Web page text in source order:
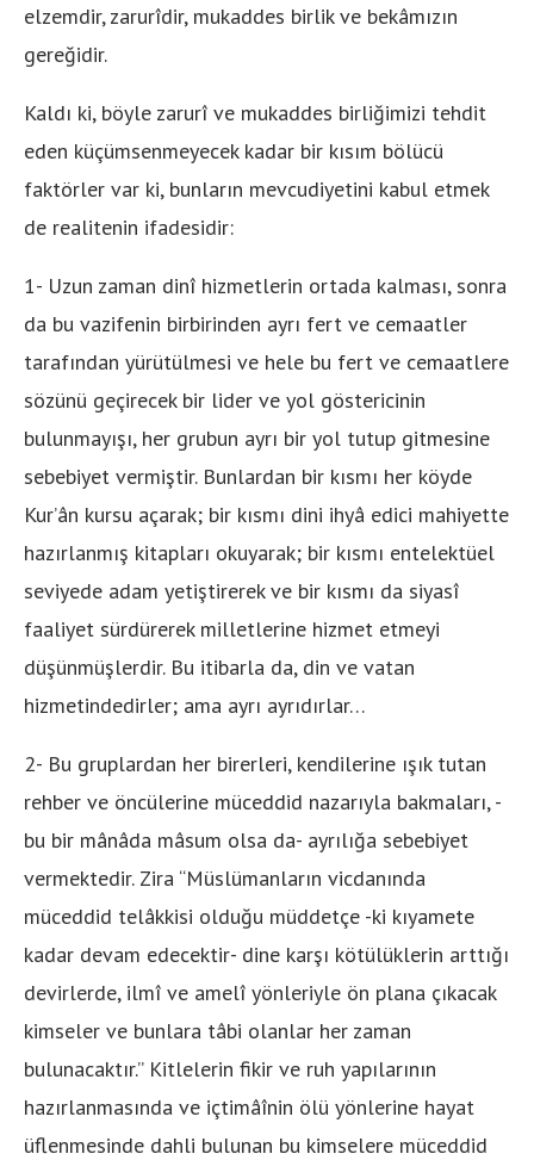
elzemdir, zarurîdir, mukaddes birlik ve bekâmızın
gereğidir.
Kaldı ki, böyle zarurî ve mukaddes birliğimizi tehdit
eden küçümsenmeyecek kadar bir kısım bölücü
faktörler var ki, bunların mevcudiyetini kabul etmek
de realitenin ifadesidir:
1- Uzun zaman dinî hizmetlerin ortada kalması, sonra
da bu vazifenin birbirinden ayrı fert ve cemaatler
tarafından yürütülmesi ve hele bu fert ve cemaatlere
sözünü geçirecek bir lider ve yol göstericinin
bulunmayışı, her grubun ayrı bir yol tutup gitmesine
sebebiyet vermiştir. Bunlardan bir kısmı her köyde
Kur’ân kursu açarak; bir kısmı dini ihyâ edici mahiyette
hazırlanmış kitapları okuyarak; bir kısmı entelektüel
seviyede adam yetiştirerek ve bir kısmı da siyasî
faaliyet sürdürerek milletlerine hizmet etmeyi
düşünmüşlerdir. Bu itibarla da, din ve vatan
hizmetindedirler; ama ayrı ayrıdırlar…
2- Bu gruplardan her birerleri, kendilerine ışık tutan
rehber ve öncülerine müceddid nazarıyla bakmaları, -
bu bir mânâda mâsum olsa da- ayrılığa sebebiyet
vermektedir. Zira “Müslümanların vicdanında
müceddid telâkkisi olduğu müddetçe -ki kıyamete
kadar devam edecektir- dine karşı kötülüklerin arttığı
devirlerde, ilmî ve amelî yönleriyle ön plana çıkacak
kimseler ve bunlara tâbi olanlar her zaman
bulunacaktır.” Kitlelerin fikir ve ruh yapılarının
hazırlanmasında ve içtimâînin ölü yönlerine hayat
üflenmesinde dahli bulunan bu kimselere müceddid